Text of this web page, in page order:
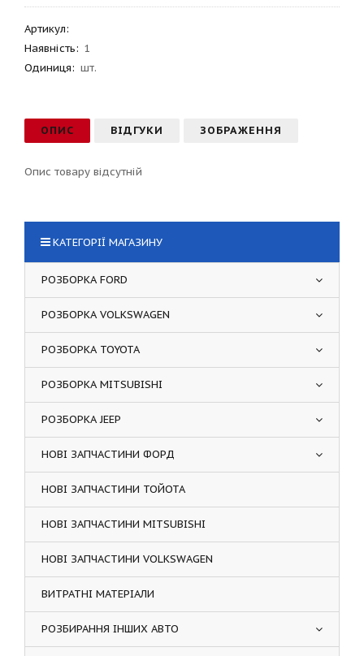
Артикул:
Наявність: 1
Одиниця: шт.
ОПИС ВІДГУКИ ЗОБРАЖЕННЯ
Опис товару відсутній
КАТЕГОРІЇ МАГАЗИНУ
РОЗБОРКА FORD
РОЗБОРКА VOLKSWAGEN
РОЗБОРКА TOYOTA
РОЗБОРКА MITSUBISHI
РОЗБОРКА JEEP
НОВІ ЗАПЧАСТИНИ ФОРД
НОВІ ЗАПЧАСТИНИ ТОЙОТА
НОВІ ЗАПЧАСТИНИ MITSUBISHI
НОВІ ЗАПЧАСТИНИ VOLKSWAGEN
ВИТРАТНІ МАТЕРІАЛИ
РОЗБИРАННЯ ІНШИХ АВТО